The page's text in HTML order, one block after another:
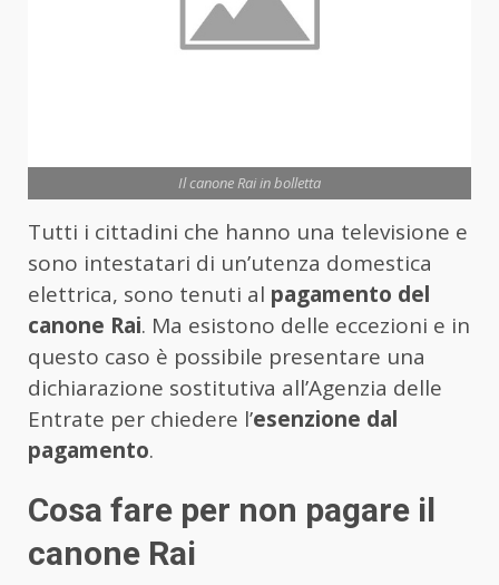
Il canone Rai in bolletta
Tutti i cittadini che hanno una televisione e
sono intestatari di un’utenza domestica
elettrica, sono tenuti al pagamento del
canone Rai. Ma esistono delle eccezioni e in
questo caso è possibile presentare una
dichiarazione sostitutiva all’Agenzia delle
Entrate per chiedere l’esenzione dal
pagamento.
Cosa fare per non pagare il
canone Rai